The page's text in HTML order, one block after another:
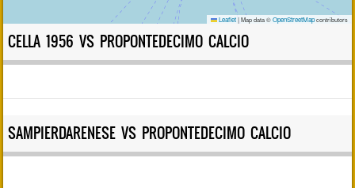
Leaflet |Map data ©OpenStreetMapcontributors
CELLA 1956 VS PROPONTEDECIMO CALCIO
SAMPIERDARENESE VS PROPONTEDECIMO CALCIO